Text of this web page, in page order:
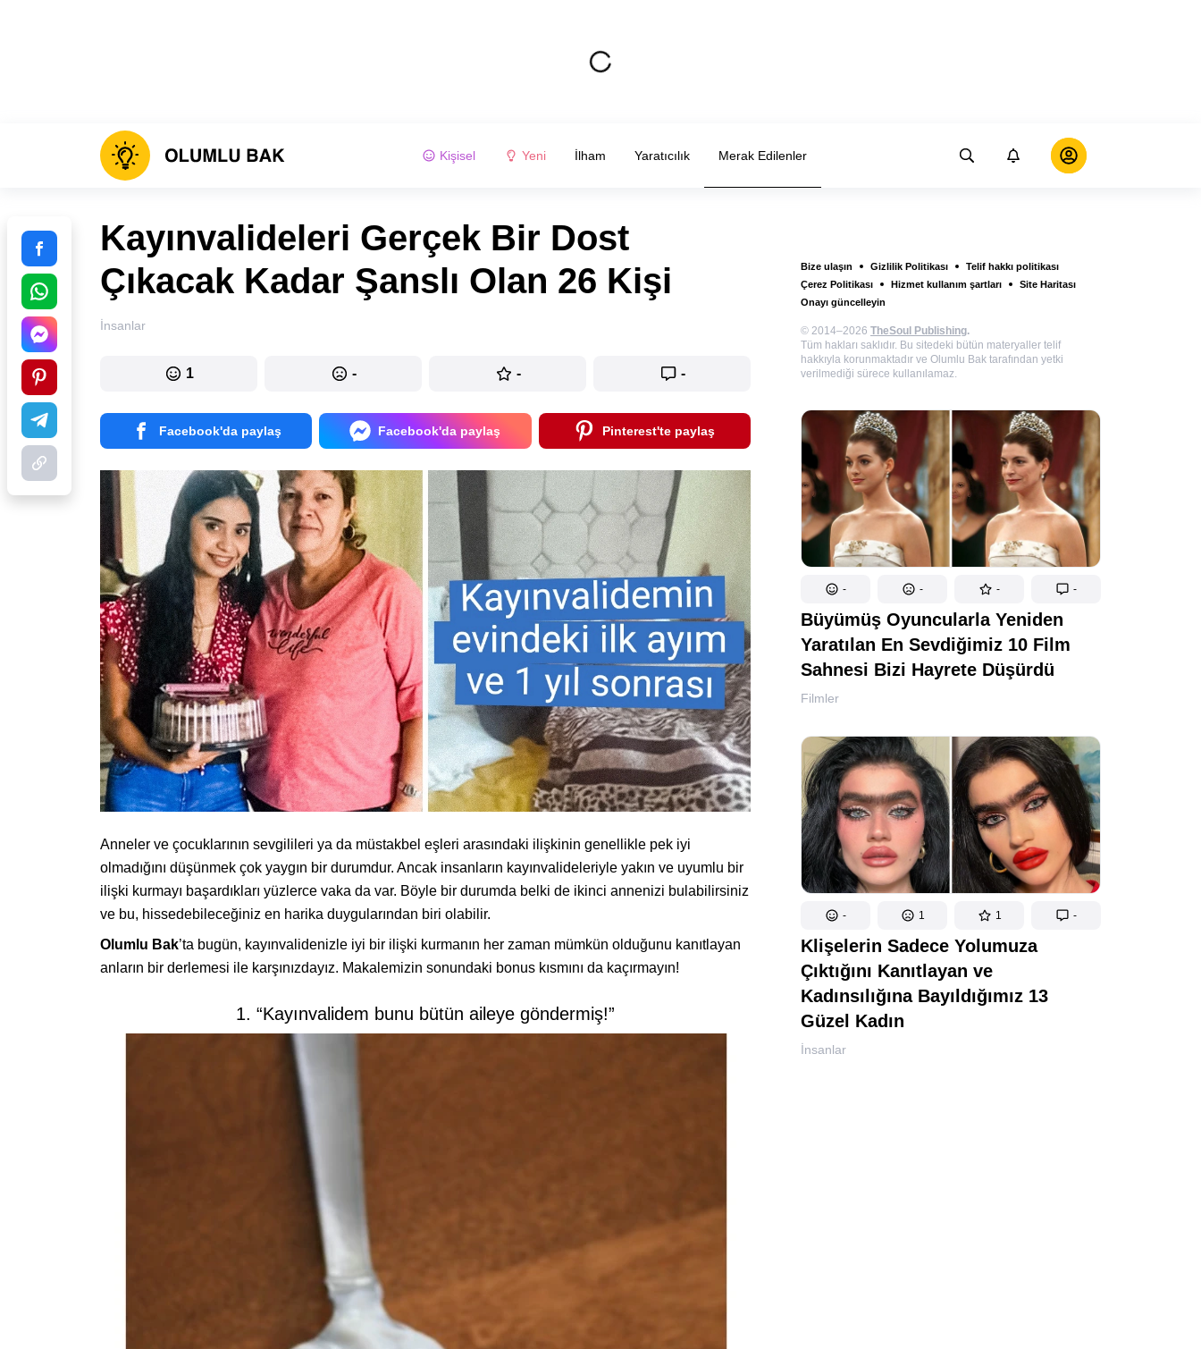
Kişisel Yeni İlham Yaratıcılık Merak Edilenler
Bize ulaşın Gizlilik Politikası
Telif hakkı politikası
Çerez Politikası
Hizmet kullanım şartları
Site Haritası
Onayı güncelleyin
© 2014–2026 TheSoul Publishing.
Tüm hakları saklıdır. Bu sitedeki bütün materyaller telif
hakkıyla korunmaktadır ve Olumlu Bak tarafından yetki
verilmediği sürece kullanılamaz.
- - - -
Büyümüş Oyuncularla Yeniden
Yaratılan En Sevdiğimiz 10 Film
Sahnesi Bizi Hayrete Düşürdü
Filmler
- 1 1 -
Klişelerin Sadece Yolumuza
Çıktığını Kanıtlayan ve
Kadınsılığına Bayıldığımız 13
Güzel Kadın
İnsanlar
Kayınvalideleri Gerçek Bir Dost
Çıkacak Kadar Şanslı Olan 26 Kişi
İnsanlar
1 - - -
Facebook'da paylaş Facebook'da paylaş Pinterest'te paylaş
Anneler ve çocuklarının sevgilileri ya da müstakbel eşleri arasındaki ilişkinin genellikle pek iyi
olmadığını düşünmek çok yaygın bir durumdur. Ancak insanların kayınvalideleriyle yakın ve uyumlu bir
ilişki kurmayı başardıkları yüzlerce vaka da var. Böyle bir durumda belki de ikinci annenizi bulabilirsiniz
ve bu, hissedebileceğiniz en harika duygularından biri olabilir.
Olumlu Bak’ta bugün, kayınvalidenizle iyi bir ilişki kurmanın her zaman mümkün olduğunu kanıtlayan
anların bir derlemesi ile karşınızdayız. Makalemizin sonundaki bonus kısmını da kaçırmayın!
1. “Kayınvalidem bunu bütün aileye göndermiş!”